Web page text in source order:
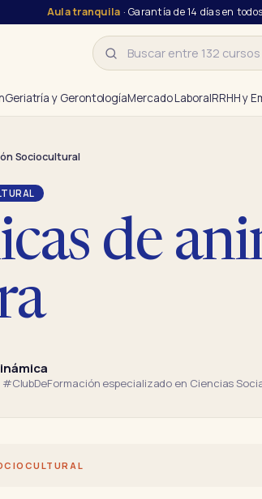
Aula tranquila · Garantía de 14 días en
Buscar
Geriatría y GerontologíaMercado LaboralRRHH y
Sociocultural
de
#ClubDeFormación especializado en Ciencias